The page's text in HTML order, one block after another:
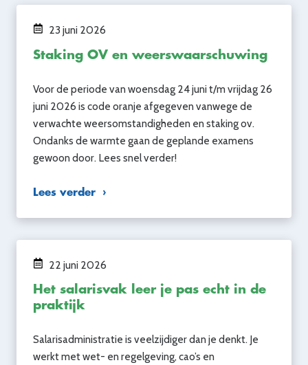
23 juni 2026
Staking OV en weerswaarschuwing
Voor de periode van woensdag 24 juni t/m vrijdag 26
juni 2026 is code oranje afgegeven vanwege de
verwachte weersomstandigheden en staking ov.
Ondanks de warmte gaan de geplande examens
gewoon door. Lees snel verder!
Lees verder
22 juni 2026
Het salarisvak leer je pas echt in de
praktijk
Salarisadministratie is veelzijdiger dan je denkt. Je
werkt met wet- en regelgeving, cao’s en